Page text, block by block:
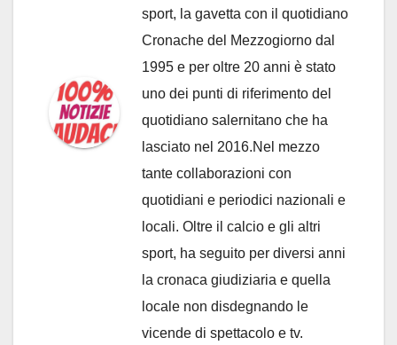
sport, la gavetta con il quotidiano
Cronache del Mezzogiorno dal
1995 e per oltre 20 anni è stato
uno dei punti di riferimento del
quotidiano salernitano che ha
lasciato nel 2016.Nel mezzo
tante collaborazioni con
quotidiani e periodici nazionali e
locali. Oltre il calcio e gli altri
sport, ha seguito per diversi anni
la cronaca giudiziaria e quella
locale non disdegnando le
vicende di spettacolo e tv.